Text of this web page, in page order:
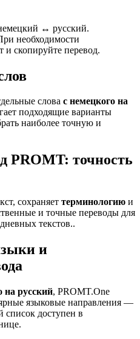
↔ русский.
необходимости
и скопируйте перевод.
слова с немецкого на
подходящие варианты
наиболее точную и
PROMT: точность
сохраняет терминологию и
и точные переводы для
текстов..
и
на русский, PROMT.One
языковые направления —
список доступен в